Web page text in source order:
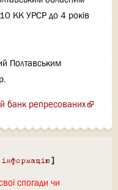
КК УРСР до 4 років
Полтавським
банк репресованих
]
спогади чи